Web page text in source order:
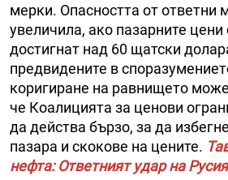
мерки. Опасността от ответни
увеличила, ако пазарните
достигнат над 60 щатски
предвидените в
коригиране на равнището
че Коалицията за ценови
да действа бързо, за да
пазара и скокове на цените.
нефта: Ответният удар на Русия